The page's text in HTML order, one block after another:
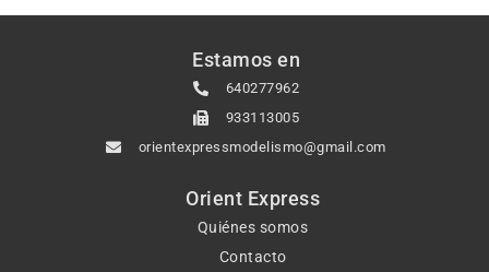
Estamos en
640277962
933113005
orientexpressmodelismo@gmail.com
Orient Express
Quiénes somos
Contacto